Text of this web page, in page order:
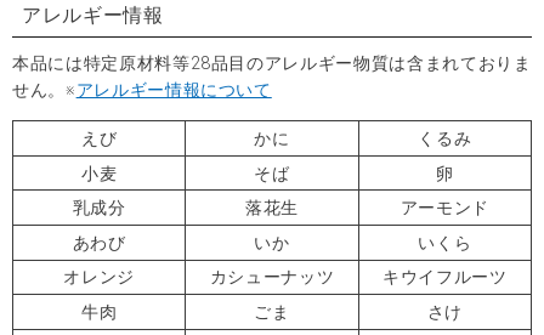
アレルギー情報
本品には特定原材料等28品目のアレルギー物質は含まれておりま
せん。※アレルギー情報について
えび かに
くるみ
小麦
そば
卵
乳成分
落花生
アーモンド
あわび
いか
いくら
オレンジ
カシューナッツ
キウイフルーツ
牛肉
ごま
さけ